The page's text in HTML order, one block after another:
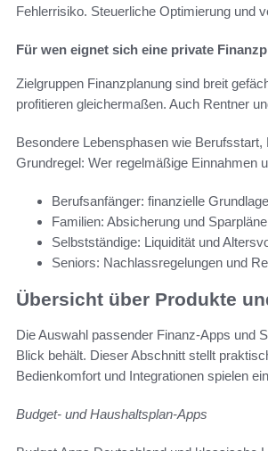
Fehlerrisiko. Steuerliche Optimierung und
Für wen eignet sich eine private
Zielgruppen Finanzplanung sind breit
profitieren gleichermaßen. Auch Rentner
Besondere Lebensphasen wie
Grundregel: Wer regelmäßige Einnahmen
Berufsanfänger: finanzielle
Familien: Absicherung und Sparpläne
Selbstständige: Liquidität und
Seniors: Nachlassregelungen und
Übersicht über Produkte
Die Auswahl passender Finanz-Apps und
Blick behält. Dieser Abschnitt stellt
Bedienkomfort und Integrationen spielen
Budget- und Haushaltsplan-Apps